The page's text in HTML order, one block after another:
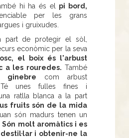
hi ha és el
pi bord,
per les grans
i gruixudes.
part de protegir el sòl,
econòmic per la seva
el boix és l'arbust
a les rouredes. També
com arbust
Té unes fulles fines i
ratlla blanca a la part
fruits són de la mida
són madurs tenen un
Són molt aromàtics i es
i obtenir-ne la